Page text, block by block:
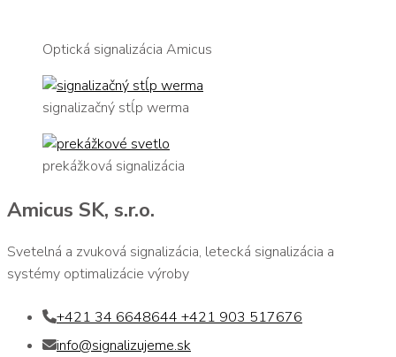
Optická signalizácia Amicus
signalizačný stĺp werma
prekážková signalizácia
Amicus SK, s.r.o.
Svetelná a zvuková signalizácia, letecká signalizácia a
systémy optimalizácie výroby
+421 34 6648644 +421 903 517676
info@signalizujeme.sk